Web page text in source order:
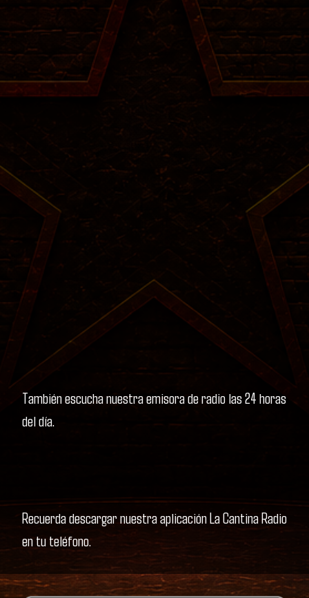
También escucha nuestra emisora de radio las 24 horas
del día.
Recuerda descargar nuestra aplicación La Cantina Radio
en tu teléfono.